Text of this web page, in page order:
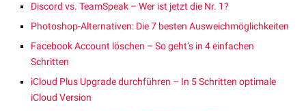
Discord vs. TeamSpeak – Wer ist jetzt die Nr. 1?
Photoshop-Alternativen: Die 7 besten Ausweichmöglichkeiten
Facebook Account löschen – So geht’s in 4 einfachen
Schritten
iCloud Plus Upgrade durchführen – In 5 Schritten optimale
iCloud Version